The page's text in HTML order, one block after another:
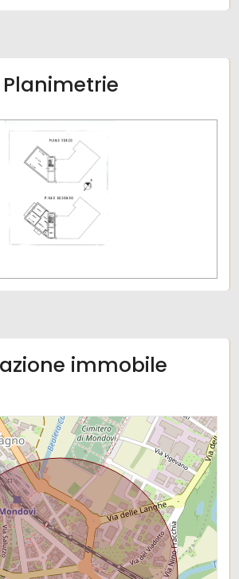
Planimetrie
immobile